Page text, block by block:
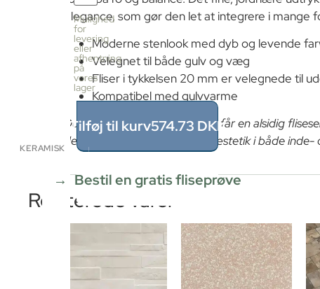
KERAMISK
pr.
kasse
4
stk
≈
1.44m²
Pris
kasse
574.73
DKK
÷
1.44m²
x
=
574.73
DKK
Mulighed
for
levering
eller
afhentning
på
vores
lager
Tilføj til kurv574.73 DKK
Bestil en gratis fliseprøve
elegance, som gør den let at integrere i mange
Moderne stenlook med dyb og levende
Velegnet til både gulv og væg
Fliser i tykkelsen 20 mm er velegnede til
Kompatibel med gulvvarme
Du skal vælge Nature fordi du får en alsidig
der kombinerer ro, styrke og æstetik i både inde-
Relaterede varer